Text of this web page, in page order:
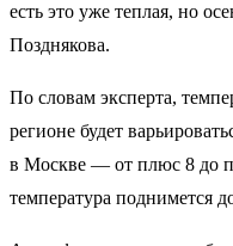
есть это уже теплая, но
Позднякова.
По словам эксперта,
регионе будет
в Москве — от плюс 8 до
температура поднимется